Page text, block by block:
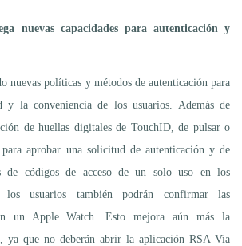
nuevas capacidades para autenticación y
nuevas políticas y métodos de autenticación para
y la conveniencia de los usuarios. Además de
de huellas digitales de TouchID, de pulsar o
aprobar una solicitud de autenticación y de
de códigos de acceso de un solo uso en los
los usuarios también podrán confirmar las
un Apple Watch. Esto mejora aún más la
ya que no deberán abrir la aplicación RSA Via